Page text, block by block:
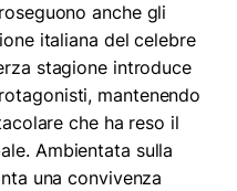
anche gli
italiana del celebre
stagione introduce
mantenendo
che ha reso il
Ambientata sulla
una convivenza